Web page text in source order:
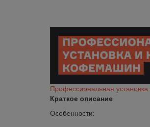
Профессиональная
Краткое описание
Особенности: